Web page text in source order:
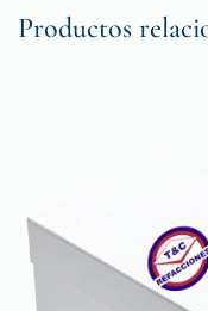
Productos